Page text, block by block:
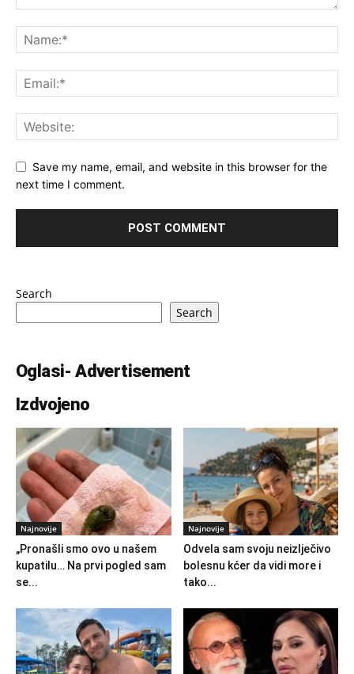
Save my name, email, and website in this browser for the
next time I comment.
Search
Search
Oglasi- Advertisement
Izdvojeno
Najnovije
„Pronašli smo ovo u našem
kupatilu… Na prvi pogled sam
se...
Najnovije
Odvela sam svoju neizlječivo
bolesnu kćer da vidi more i
tako...